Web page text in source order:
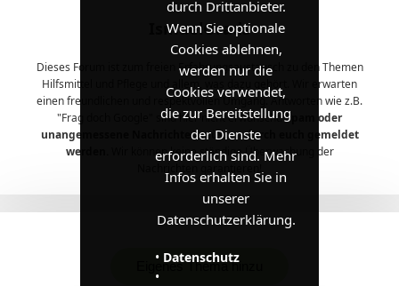
durch Drittanbieter.
Wenn Sie optionale
Cookies ablehnen,
werden nur die
Cookies verwendet,
die zur Bereitstellung
der Dienste
erforderlich sind. Mehr
Infos erhalten Sie in
unserer
Datenschutzerklärung.
• Datenschutz
•
IsmaelOrads
Dieses Forum ist zum freien Erfahrungsaustausch zu den Themen
Hilfsmittel und Pflege und allem, was dazu gehört. Wir erwarten
einen freundlichen und respektvollen Umgang. Antworten wie z.B.
"Frag doch Google" sind hier nicht erwünscht.Spam oder
unangemessene Nachrichten müssen durch euch gemeldet
werden.
Wir können keine ständige Überwachung der
Eigenes Thema hinzu